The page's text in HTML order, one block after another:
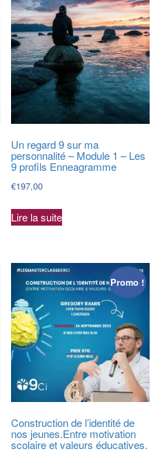
Un regard 9 sur ma
personnalité – Module 1 – Les
9 profils Enneagramme
€197,00
Lire la suite
Promo !
Construction de l’identité de
nos jeunes.Entre motivation
scolaire et valeurs éducatives.